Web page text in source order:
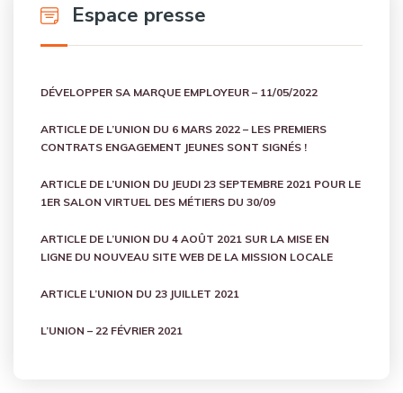
Espace presse
DÉVELOPPER SA MARQUE EMPLOYEUR – 11/05/2022
ARTICLE DE L’UNION DU 6 MARS 2022 – LES PREMIERS
CONTRATS ENGAGEMENT JEUNES SONT SIGNÉS !
ARTICLE DE L’UNION DU JEUDI 23 SEPTEMBRE 2021 POUR LE
1ER SALON VIRTUEL DES MÉTIERS DU 30/09
ARTICLE DE L’UNION DU 4 AOÛT 2021 SUR LA MISE EN
LIGNE DU NOUVEAU SITE WEB DE LA MISSION LOCALE
ARTICLE L’UNION DU 23 JUILLET 2021
L’UNION – 22 FÉVRIER 2021